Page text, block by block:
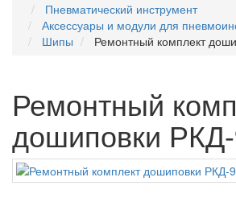
Пневматический инструмент
Аксессуары и модули для
Шипы
Ремонтный комплект
Ремонтный
дошиповки